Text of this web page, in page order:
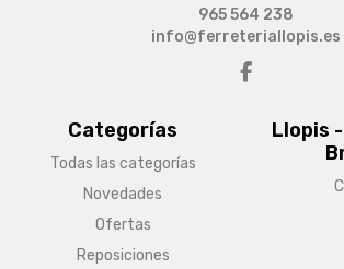
Categorías
Todas las categorías
Novedades
Ofertas
Reposiciones
Llopis
965 564 238
info@ferreteriallopis.es